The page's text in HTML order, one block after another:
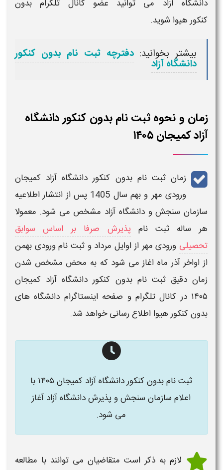
دانشگاه آزاد می توانید عضو کانال تلگرام بدون
کنکور هیوا شوید.
بیشتر بخوانید: دفترچه ثبت نام بدون کنکور
دانشگاه آزاد
زمان و نحوه ثبت نام بدون کنکور دانشگاه
آزاد کمیجان ۱۴۰۵
زمان ثبت نام بدون کنکور دانشگاه آزاد کمیجان
ورودی مهر و بهم سال 1405 پس از انتشار اطلاعیه
سازمان سنجش و دانشگاه آزاد مشخص می شود. معمولا
هر ساله ثبت نام پذیرش صرفا بر اساس سوابق
تحصیلی ورودی مهر از اوایل مرداد و ثبت نام ورودی بهمن
از اواخر آذر ماه اغاز می شود که به محض مشخص شدن
زمان دقیق ثبت نام بدون کنکور دانشگاه آزاد کمیجان
۱۴۰۵ در کانال تلگرام و صفحه اینستاگرام دانشگاه های
بدون کنکور هیوا اطلاع رسانی خواهد شد.
ثبت نام بدون کنکور دانشگاه آزاد کمیجان
۱۴۰۵ با
اعلام سازمان سنجش و پذیرش دانشگاه آزاد آغاز
می شود.
لازم به ذکر است متقاضیان می توانند با مطالعه